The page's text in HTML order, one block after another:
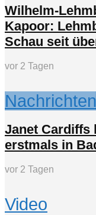
Wilhelm-
Kapoor:
Schau seit
vor 2 Tagen
Nachrichten
Janet Cardiffs
erstmals in
vor 2 Tagen
Video